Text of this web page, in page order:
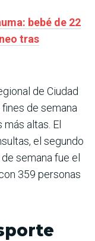
bebé de 22
tras
de Ciudad
de semana
altas. El
el segundo
semana fue el
359 personas